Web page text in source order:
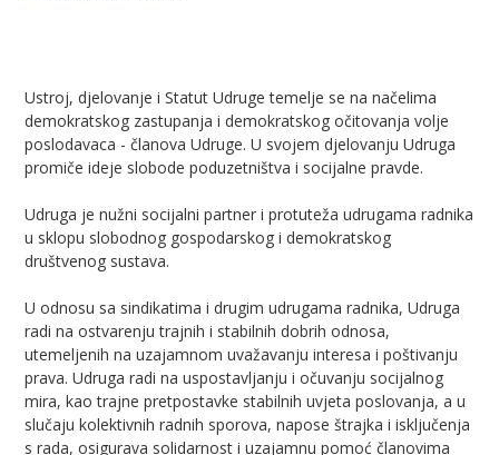
Ustroj, djelovanje i Statut Udruge temelje se na načelima
demokratskog zastupanja i demokratskog očitovanja volje
poslodavaca - članova Udruge. U svojem djelovanju Udruga
promiče ideje slobode poduzetništva i socijalne pravde.
Udruga je nužni socijalni partner i protuteža udrugama radnika
u sklopu slobodnog gospodarskog i demokratskog
društvenog sustava.
U odnosu sa sindikatima i drugim udrugama radnika, Udruga
radi na ostvarenju trajnih i stabilnih dobrih odnosa,
utemeljenih na uzajamnom uvažavanju interesa i poštivanju
prava. Udruga radi na uspostavljanju i očuvanju socijalnog
mira, kao trajne pretpostavke stabilnih uvjeta poslovanja, a u
slučaju kolektivnih radnih sporova, napose štrajka i isključenja
s rada, osigurava solidarnost i uzajamnu pomoć članovima